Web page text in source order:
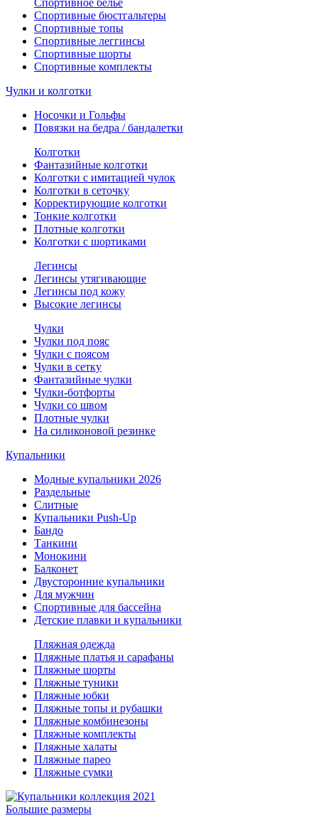
Спортивное белье
Спортивные бюстгальтеры
Спортивные топы
Спортивные леггинсы
Спортивные шорты
Спортивные комплекты
Чулки и колготки
Носочки и Гольфы
Повязки на бедра / бандалетки
Колготки
Фантазийные колготки
Колготки с имитацией чулок
Колготки в сеточку
Корректирующие колготки
Тонкие колготки
Плотные колготки
Колготки с шортиками
Легинсы
Легинсы утягивающие
Легинсы под кожу
Высокие легинсы
Чулки
Чулки под пояс
Чулки с поясом
Чулки в сетку
Фантазийные чулки
Чулки-ботфорты
Чулки со швом
Плотные чулки
На силиконовой резинке
Купальники
Модные купальники 2026
Раздельные
Слитные
Купальники Push-Up
Бандо
Танкини
Монокини
Балконет
Двусторонние купальники
Для мужчин
Спортивные для бассейна
Детские плавки и купальники
Пляжная одежда
Пляжные платья и сарафаны
Пляжные шорты
Пляжные туники
Пляжные юбки
Пляжные топы и рубашки
Пляжные комбинезоны
Пляжные комплекты
Пляжные халаты
Пляжные парео
Пляжные сумки
Большие размеры